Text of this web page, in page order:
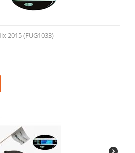
2015 (FUG1033)